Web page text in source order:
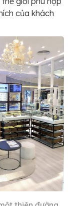
của khách